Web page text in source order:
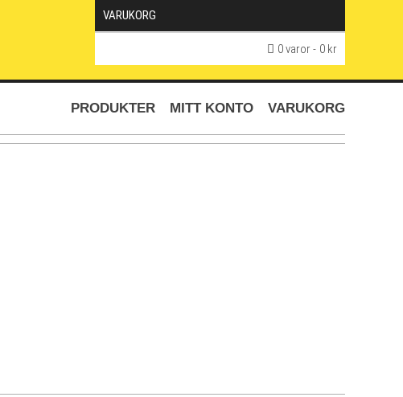
VARUKORG
0 varor 0 kr
PRODUKTER MITT KONTO VARUKORG